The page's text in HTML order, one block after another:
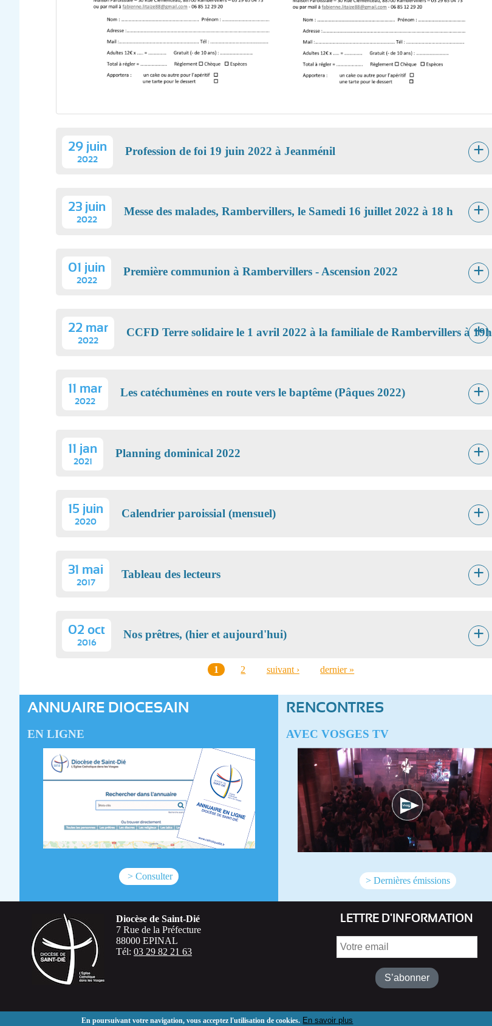
29 juin
2022
Profession de foi 19 juin 2022 à Jeanménil
23 juin
2022
Messe des malades, Rambervillers, le Samedi 16 juillet 2022 à 18 h
01 juin
2022
Première communion à Rambervillers - Ascension 2022
22 mar
2022
CCFD Terre solidaire le 1 avril 2022 à la familiale de Rambervillers à 19h
11 mar
2022
Les catéchumènes en route vers le baptême (Pâques 2022)
11 jan
2021
Planning dominical 2022
15 juin
2020
Calendrier paroissial (mensuel)
31 mai
2017
Tableau des lecteurs
02 oct
2016
Nos prêtres, (hier et aujourd'hui)
1 2 suivant › dernier »
ANNUAIRE DIOCESAIN
EN LIGNE
> Consulter
RENCONTRES
AVEC VOSGES TV
> Dernières émissions
Diocèse de Saint-Dié
7 Rue de la Préfecture
88000 EPINAL
Tél: 03 29 82 21 63
LETTRE D'INFORMATION
En poursuivant votre navigation, vous acceptez l'utilisation de cookies. En savoir plus